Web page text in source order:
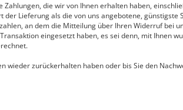
die wir von Ihnen erhalten haben,
der Lieferung als die von uns angebotene,
an dem die Mitteilung über Ihren Widerruf bei
eingesetzt haben, es sei denn, mit Ihnen
wieder zurückerhalten haben oder bis Sie den